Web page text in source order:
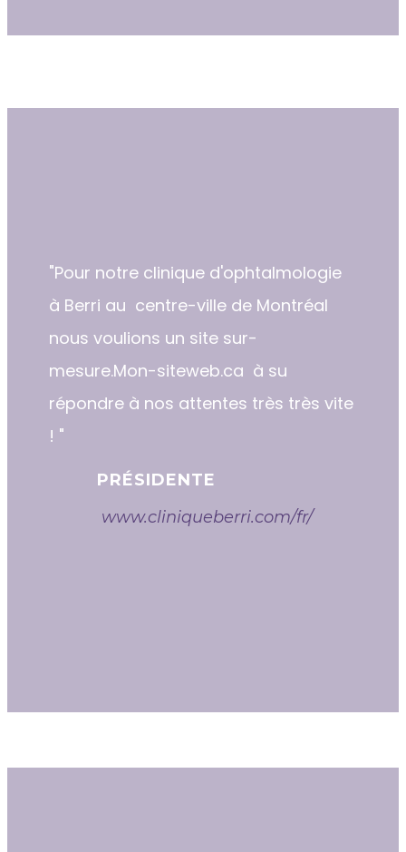
"​​Pour notre clinique d'ophtalmologie
à Berri au centre-ville de Montréal
nous voulions un site sur-
mesure.Mon-siteweb.ca à su
répondre à nos attentes très très vite
! "
PRÉSIDENTE
www.cliniqueberri.com/fr/